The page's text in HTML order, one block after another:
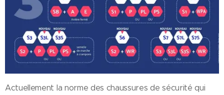
Actuellement la norme des chaussures de sécurité qui